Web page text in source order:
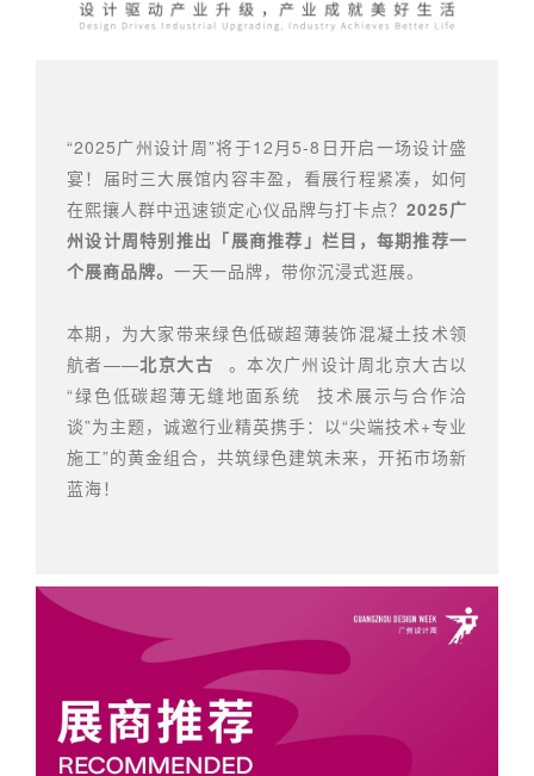
“2025广州设计周”将于12月5-8日开启一场设计盛
宴！届时三大展馆内容丰盈，看展行程紧凑，如何
在熙攘人群中迅速锁定心仪品牌与打卡点？ 2025广
州设计周特别推出「展商推荐」栏目，每期推荐一
个展商品牌。 一天一品牌，带你沉浸式逛展。
本期，为大家带来绿色低碳超薄装饰混凝土技术领
航者——北京大古
。本次广州设计周北京大古以
“绿色低碳超薄无缝地面系统
技术展示与合作洽
谈”为主题，诚邀行业精英携手：以“尖端技术+专业
施工”的黄金组合，共筑绿色建筑未来，开拓市场新
蓝海！